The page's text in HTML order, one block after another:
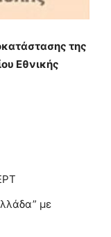
της
Εθνικής
με